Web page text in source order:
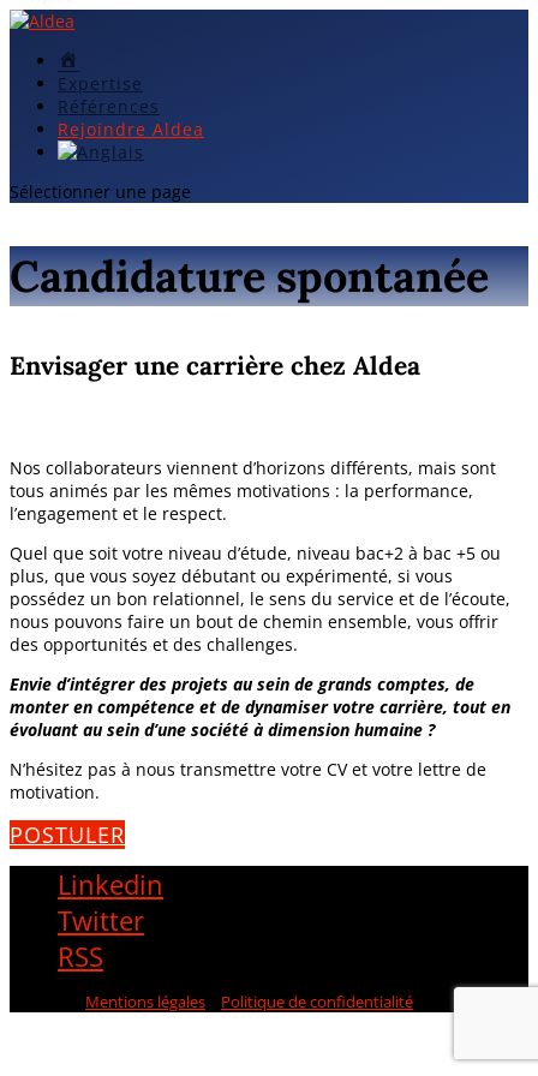
Expertise
Références
Rejoindre Aldea
Sélectionner une page
Candidature spontanée
Envisager une carrière chez Aldea
Nos collaborateurs viennent d’horizons différents, mais sont
tous animés par les mêmes motivations : la performance,
l’engagement et le respect.
Quel que soit votre niveau d’étude, niveau bac+2 à bac +5 ou
plus, que vous soyez débutant ou expérimenté, si vous
possédez un bon relationnel, le sens du service et de l’écoute,
nous pouvons faire un bout de chemin ensemble, vous offrir
des opportunités et des challenges.
Envie d’intégrer des projets au sein de grands comptes, de
monter en compétence et de dynamiser votre carrière, tout en
évoluant au sein d’une société à dimension humaine ?
N’hésitez pas à nous transmettre votre CV et votre lettre de
motivation.
POSTULER
Linkedin
Twitter
RSS
Mentions légales Politique de confidentialité